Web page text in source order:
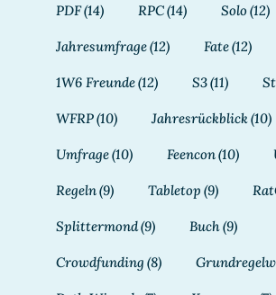
PDF(14) RPC(14) Solo(12)
Jahresumfrage(12) Fate(12)
1W6 Freunde(12) S3(11)
WFRP(10) Jahresrückblick(10)
Umfrage(10) Feencon(10)
Regeln(9) Tabletop (9)
Splittermond(9) Buch(9)
Crowdfunding (8)